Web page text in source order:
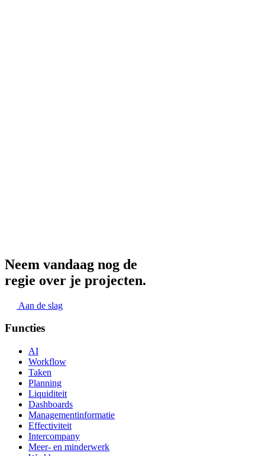
Neem vandaag nog de
regie over je projecten.
Aan de slag
Functies
AI
Workflow
Taken
Planning
Liquiditeit
Dashboards
Managementinformatie
Effectiviteit
Intercompany
Meer- en minderwerk